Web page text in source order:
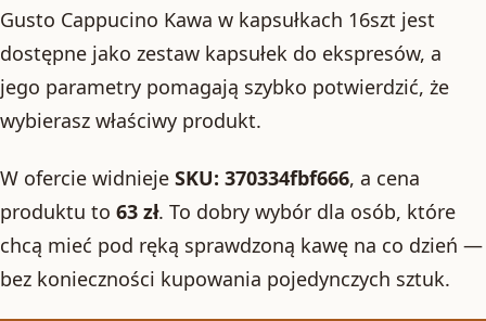
Gusto Cappucino Kawa w kapsułkach 16szt jest
dostępne jako zestaw kapsułek do ekspresów, a
jego parametry pomagają szybko potwierdzić, że
wybierasz właściwy produkt.
W ofercie widnieje SKU: 370334fbf666, a cena
produktu to 63 zł. To dobry wybór dla osób, które
chcą mieć pod ręką sprawdzoną kawę na co dzień —
bez konieczności kupowania pojedynczych sztuk.